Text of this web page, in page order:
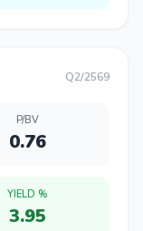
Q2/2569
P/BV
0.76
YIELD %
3.95